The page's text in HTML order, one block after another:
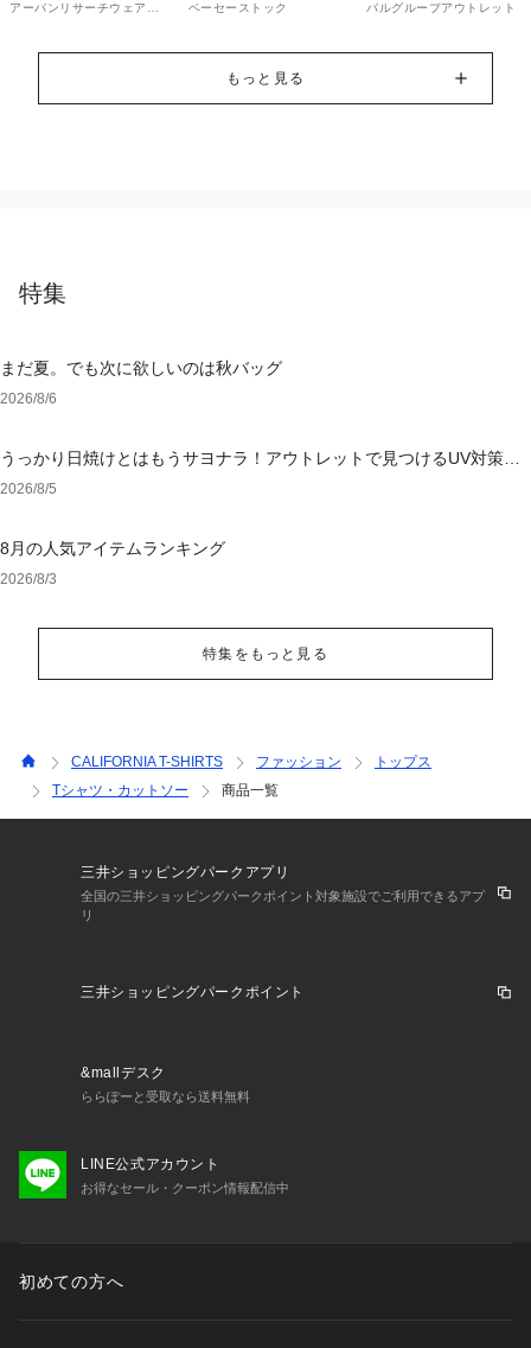
ware house
アーバンリサーチウェアハ
ベーセーストック パルグループアウトレット
もっと見る
特集
まだ夏。でも次に欲しいのは秋バッグ
2026/8/6
うっかり日焼けとはもうサヨナラ！アウトレットで見つけるUV対策ウ
ェア
2026/8/5
8月の人気アイテムランキング
2026/8/3
特集をもっと見る
CALIFORNIA T-SHIRTS ファッション
トップス
Tシャツ・カットソー
商品一覧
三井ショッピングパークアプリ
全国の三井ショッピングパークポイント対象施設でご利用できるアプ
リ
三井ショッピングパークポイント
&mallデスク
ららぽーと受取なら送料無料
LINE公式アカウント
お得なセール・クーポン情報配信中
初めての方へ